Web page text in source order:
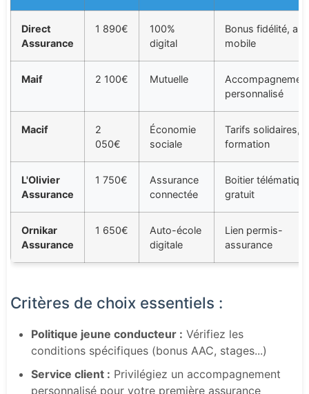
Direct
Assurance
1 890€
100%
digital
Bonus fidélité,
mobile
Maif 2 100€ Mutuelle
personnalisé
Macif
2
050€
Économie
sociale
Tarifs solidaires,
formation
L'Olivier
Assurance
1 750€
Assurance
connectée
Boitier
gratuit
Ornikar
Assurance
1 650€
Auto-école
digitale
Lien permis-
assurance
Critères de choix essentiels :
Politique jeune conducteur : Vérifiez les
conditions spécifiques (bonus AAC, stages...)
Service client : Privilégiez un accompagnement
personnalisé pour votre première assurance